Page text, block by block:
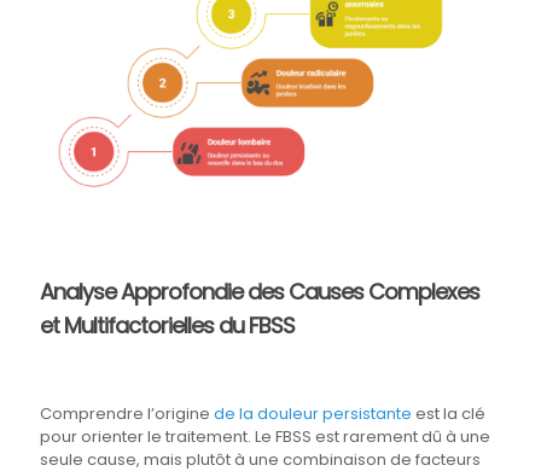
Analyse Approfondie des Causes Complexes
et Multifactorielles du FBSS
Comprendre l’origine de la douleur persistante est la clé
pour orienter le traitement. Le FBSS est rarement dû à une
seule cause, mais plutôt à une combinaison de facteurs